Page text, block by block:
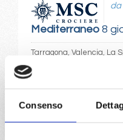
Consenso
Mediterraneo8
da
Tarragona, Valencia, La
Marsiglia, Tarragona